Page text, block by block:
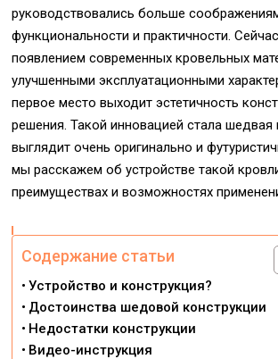
руководствовались больше
функциональности и практичности.
появлением современных кровельных
улучшенными эксплуатационными
первое место выходит эстетичность
решения. Такой инновацией стала
выглядит очень оригинально и
мы расскажем об устройстве такой
преимуществах и возможностях
Содержание статьи
Устройство и конструкция?
Достоинства шедовой конструкции
Недостатки конструкции
Видео-инструкция